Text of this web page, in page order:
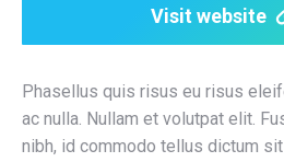
Visit website
Phasellus quis risus eu risus
ac nulla. Nullam et volutpat elit.
nibh, id commodo tellus dictum